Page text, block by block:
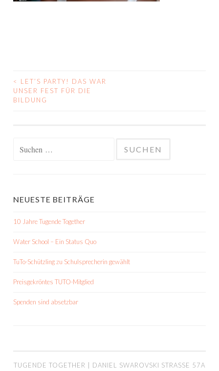
BEITRAGS-
NAVIGATION
<
LET’S PARTY! DAS WAR
UNSER FEST FÜR DIE
BILDUNG
NEUESTE BEITRÄGE
10 Jahre Tugende Together
Water School – Ein Status Quo
TuTo-Schützling zu Schulsprecherin gewählt
Preisgekröntes TUTO-Mitglied
Spenden sind absetzbar
TUGENDE TOGETHER | DANIEL SWAROVSKI STRASSE 57A |